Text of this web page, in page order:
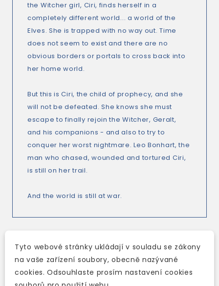
the Witcher girl, Ciri, finds herself in a
completely different world... a world of the
Elves. She is trapped with no way out. Time
does not seem to exist and there are no
obvious borders or portals to cross back into
her home world.
But this is Ciri, the child of prophecy, and she
will not be defeated. She knows she must
escape to finally rejoin the Witcher, Geralt,
and his companions - and also to try to
conquer her worst nightmare. Leo Bonhart, the
man who chased, wounded and tortured Ciri,
is still on her trail.
And the world is still at war.
TAKÉ DOPORUČUJEME
Tyto webové stránky ukládají v souladu se zákony
na vaše zařízení soubory, obecně nazývané
cookies. Odsouhlaste prosím nastavení cookies